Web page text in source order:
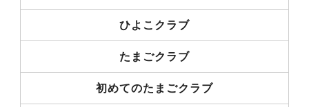
ひよこクラブ
たまごクラブ
初めてのたまごクラブ